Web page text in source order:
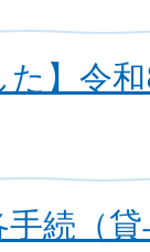
た】令
続（